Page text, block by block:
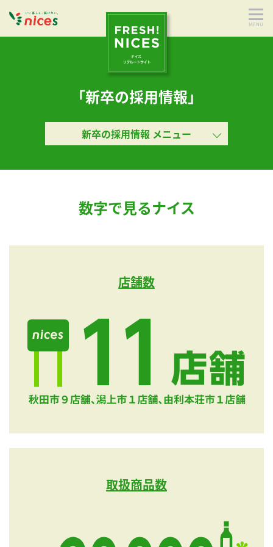
MENU
「新卒の採用情報」
新卒の採用情報 メニュー
数字で見るナイス
店舗数
取扱商品数